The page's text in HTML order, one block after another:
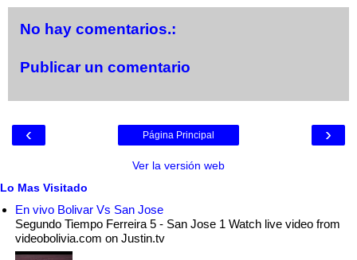
No hay comentarios.:
Publicar un comentario
‹ ›
Página Principal
Ver la versión web
Lo Mas Visitado
En vivo Bolivar Vs San Jose
Segundo Tiempo Ferreira 5 - San Jose 1 Watch live video from
videobolivia.com on Justin.tv